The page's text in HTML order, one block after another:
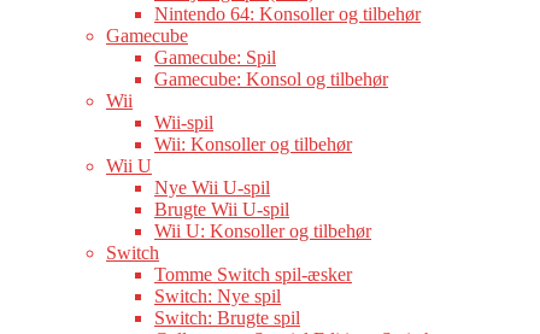
Nintendo 64: Konsoller og tilbehør
Gamecube
Gamecube: Spil
Gamecube: Konsol og tilbehør
Wii
Wii-spil
Wii: Konsoller og tilbehør
Wii U
Nye Wii U-spil
Brugte Wii U-spil
Wii U: Konsoller og tilbehør
Switch
Tomme Switch spil-æsker
Switch: Nye spil
Switch: Brugte spil